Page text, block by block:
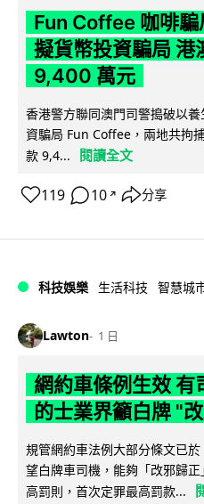
Fun Coffee 咖啡
擬貨幣投資騙局 港
9,400 萬元
香港警方聯同澳門司警搗破以
資騙局 Fun Coffee，兩地共拘
款 9,4...
閱讀全文
119 10 ↗ 分享
科技娛樂 生活科技 智慧城
Lawton 1 日
網約車條例生效 有
的士業界籲白牌 "
規管網約車法例大部分條文已
望白牌車司機，能夠「改邪歸
高罰則，首次定罪最高罰款...